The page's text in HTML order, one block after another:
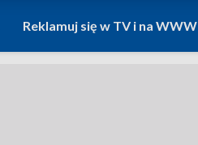
Reklamuj się w TV i na WWW